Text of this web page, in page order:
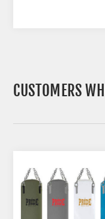
CUSTOMERS